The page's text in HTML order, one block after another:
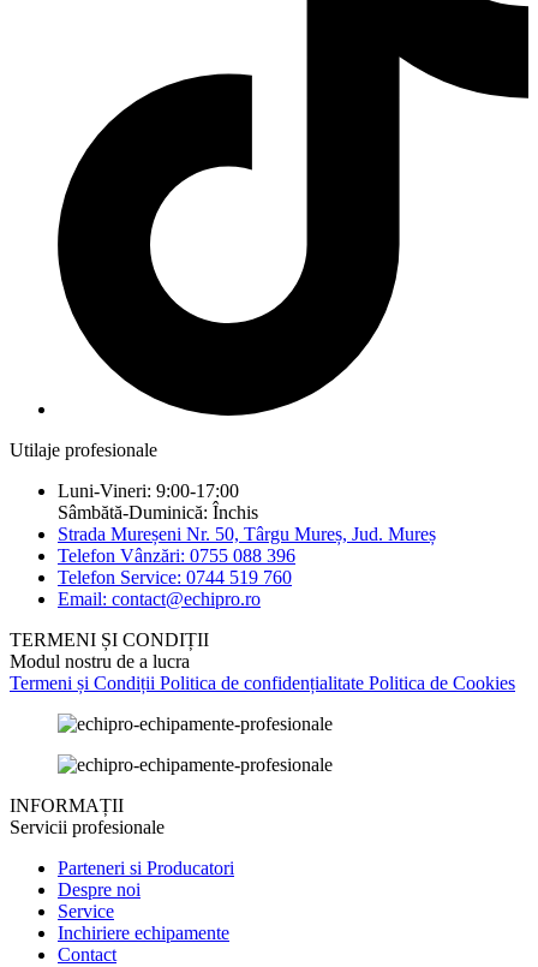
Utilaje profesionale
Luni-Vineri: 9:00-17:00
Sâmbătă-Duminică: Închis
Strada Mureșeni Nr. 50, Târgu Mureș, Jud. Mureș
Telefon Vânzări: 0755 088 396
Telefon Service: 0744 519 760
Email: contact@echipro.ro
TERMENI ȘI CONDIȚII
Modul nostru de a lucra
Termeni și Condiții Politica de confidențialitate Politica de Cookies
INFORMAȚII
Servicii profesionale
Parteneri si Producatori
Despre noi
Service
Inchiriere echipamente
Contact